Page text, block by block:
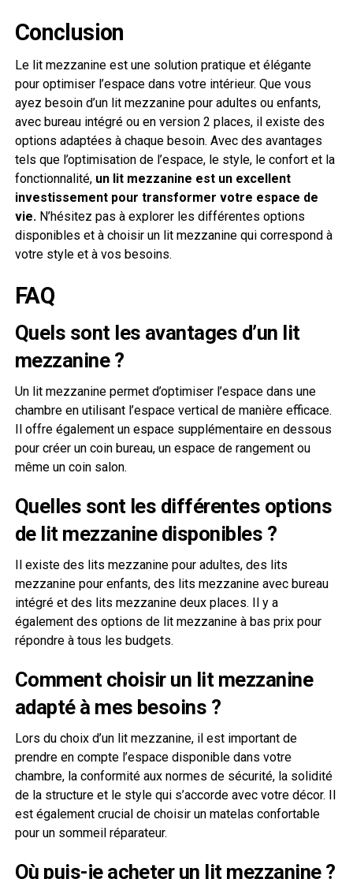
Conclusion
Le lit mezzanine est une solution pratique et élégante
pour optimiser l’espace dans votre intérieur. Que vous
ayez besoin d’un lit mezzanine pour adultes ou enfants,
avec bureau intégré ou en version 2 places, il existe des
options adaptées à chaque besoin. Avec des avantages
tels que l’optimisation de l’espace, le style, le confort et la
fonctionnalité, un lit mezzanine est un excellent
investissement pour transformer votre espace de
vie.N’hésitez pas à explorer les différentes options
disponibles et à choisir un lit mezzanine qui correspond à
votre style et à vos besoins.
FAQ
Quels sont les avantages d’un lit
mezzanine ?
Un lit mezzanine permet d’optimiser l’espace dans une
chambre en utilisant l’espace vertical de manière efficace.
Il offre également un espace supplémentaire en dessous
pour créer un coin bureau, un espace de rangement ou
même un coin salon.
Quelles sont les différentes options
de lit mezzanine disponibles ?
Il existe des lits mezzanine pour adultes, des lits
mezzanine pour enfants, des lits mezzanine avec bureau
intégré et des lits mezzanine deux places. Il y a
également des options de lit mezzanine à bas prix pour
répondre à tous les budgets.
Comment choisir un lit mezzanine
adapté à mes besoins ?
Lors du choix d’un lit mezzanine, il est important de
prendre en compte l’espace disponible dans votre
chambre, la conformité aux normes de sécurité, la solidité
de la structure et le style qui s’accorde avec votre décor. Il
est également crucial de choisir un matelas confortable
pour un sommeil réparateur.
Où puis-je acheter un lit mezzanine ?